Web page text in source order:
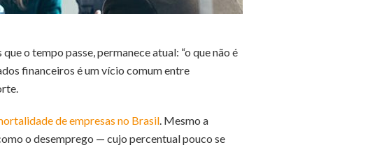
o tempo passe, permanece atual: “o que não é
financeiros é um vício comum entre
de empresas no Brasil . Mesmo a
o desemprego — cujo percentual pouco se